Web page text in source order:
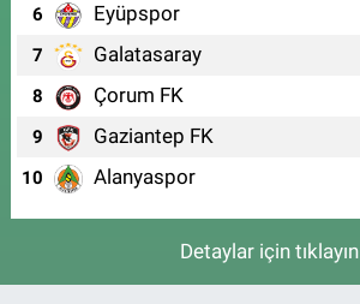
6 Eyüpspor
7 Galatasaray
8 Çorum FK
9 Gaziantep FK
10 Alanyaspor
Detaylar için tıklayın